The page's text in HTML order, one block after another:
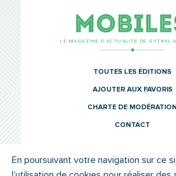
LE MAGAZINE D’ACTUALITÉ DE SYTRAL
TOUTES LES ÉDITIONS
AJOUTER AUX FAVORIS
CHARTE DE MODÉRATION
CONTACT
En poursuivant votre navigation sur ce